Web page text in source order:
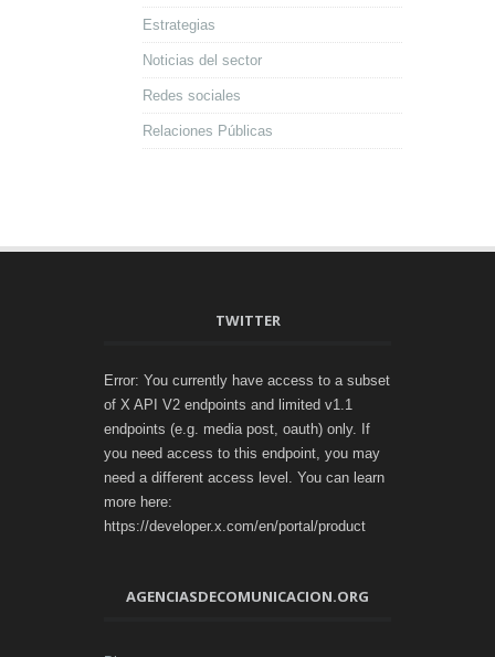
Estrategias
Noticias del sector
Redes sociales
Relaciones Públicas
TWITTER
Error: You currently have access to a subset
of X API V2 endpoints and limited v1.1
endpoints (e.g. media post, oauth) only. If
you need access to this endpoint, you may
need a different access level. You can learn
more here:
https://developer.x.com/en/portal/product
AGENCIASDECOMUNICACION.ORG